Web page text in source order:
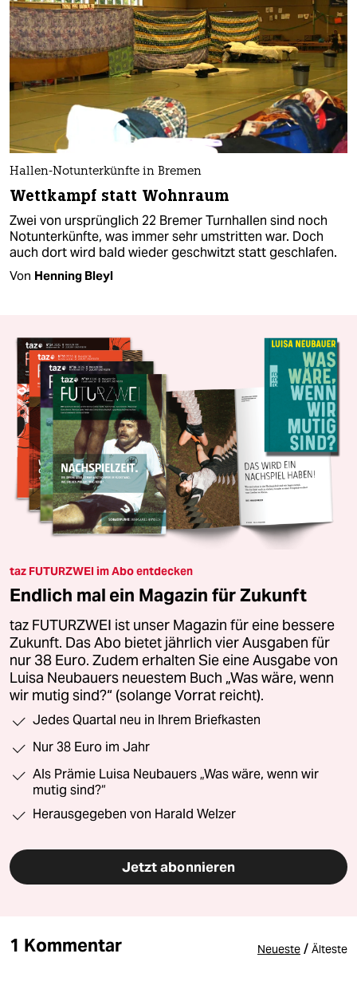
Hallen-Notunterkünfte in Bremen
Wettkampf statt Wohnraum
Zwei von ursprünglich 22 Bremer Turnhallen sind noch
Notunterkünfte, was immer sehr umstritten war. Doch
auch dort wird bald wieder geschwitzt statt geschlafen.
Von Henning Bleyl
taz FUTURZWEI im Abo entdecken
Endlich mal ein Magazin für Zukunft
taz FUTURZWEI ist unser Magazin für eine bessere
Zukunft. Das Abo bietet jährlich vier Ausgaben für
nur 38 Euro. Zudem erhalten Sie eine Ausgabe von
Luisa Neubauers neuestem Buch „Was wäre, wenn
wir mutig sind?“ (solange Vorrat reicht).
Jedes Quartal neu in Ihrem Briefkasten
Nur 38 Euro im Jahr
Als Prämie Luisa Neubauers „Was wäre, wenn wir
mutig sind?“
Herausgegeben von Harald Welzer
Jetzt abonnieren
1 Kommentar Neueste / Älteste